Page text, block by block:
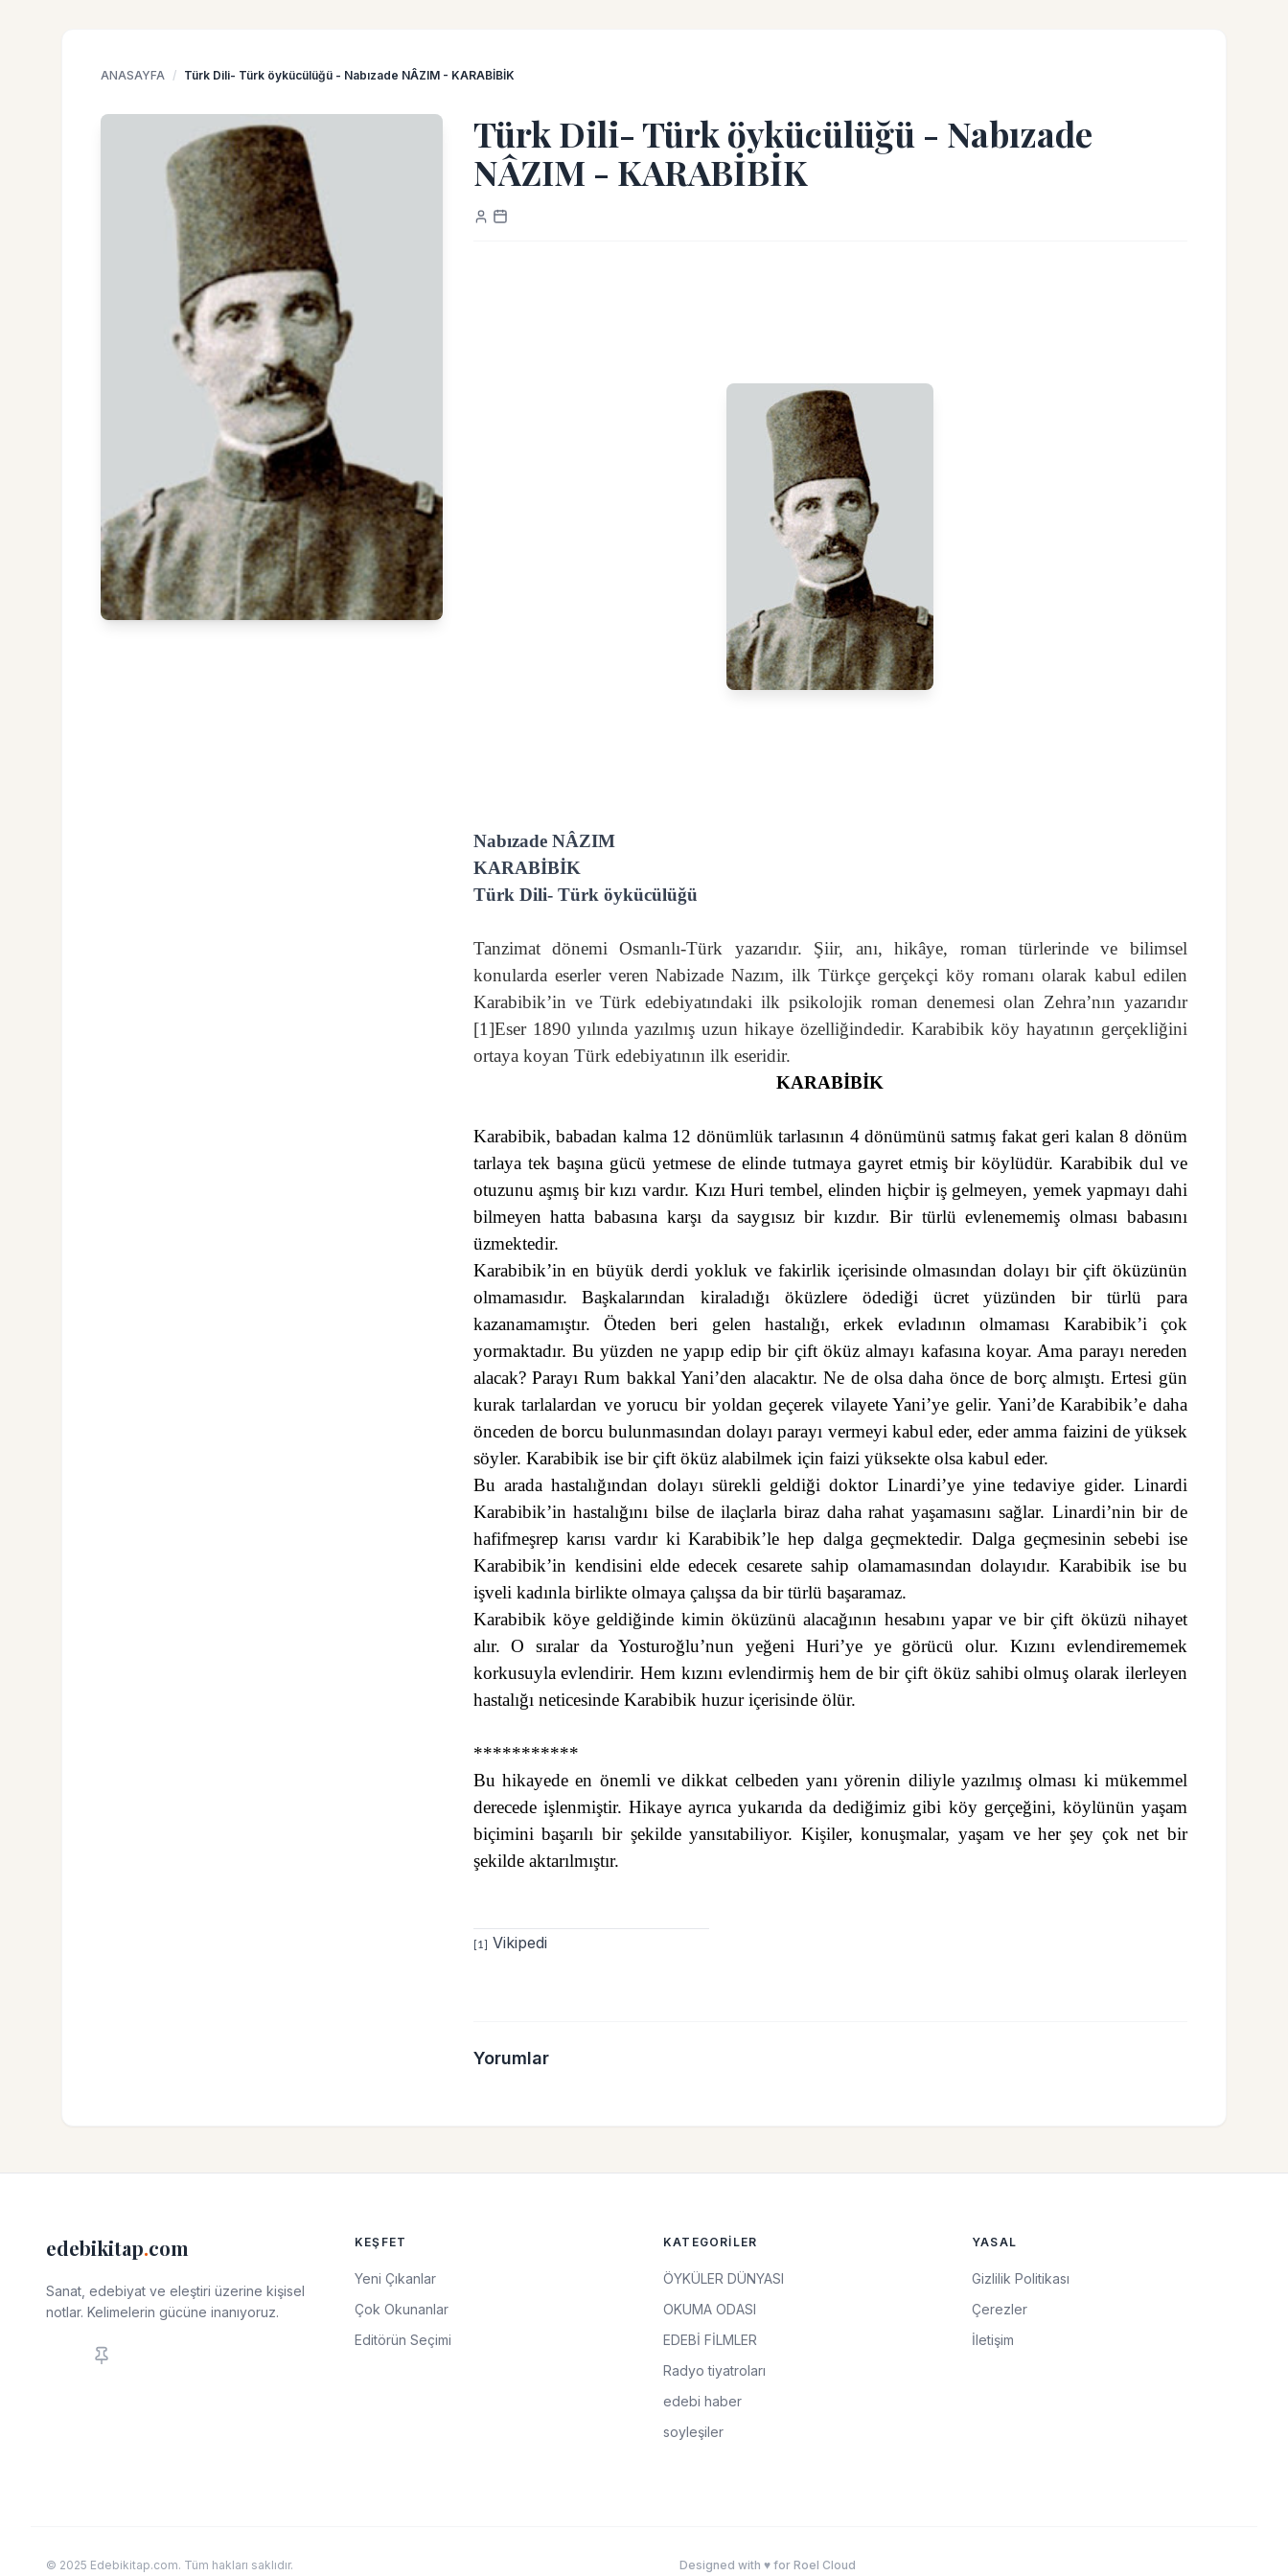
ANASAYFA / Türk Dili- Türk öykücülüğü - Nabızade NÂZIM - KARABİBİK
Türk Dili- Türk öykücülüğü - Nabızade
NÂZIM - KARABİBİK
Nabızade NÂZIM
KARABİBİK
Türk Dili- Türk öykücülüğü
Tanzimat dönemi Osmanlı-Türk yazarıdır. Şiir, anı, hikâye, roman türlerinde ve bilimsel
konularda eserler veren Nabizade Nazım, ilk Türkçe gerçekçi köy romanı olarak kabul edilen
Karabibik’in ve Türk edebiyatındaki ilk psikolojik roman denemesi olan Zehra’nın yazarıdır
[1]Eser 1890 yılında yazılmış uzun hikaye özelliğindedir. Karabibik köy hayatının gerçekliğini
ortaya koyan Türk edebiyatının ilk eseridir.
KARABİBİK
Karabibik, babadan kalma 12 dönümlük tarlasının 4 dönümünü satmış fakat geri kalan 8 dönüm
tarlaya tek başına gücü yetmese de elinde tutmaya gayret etmiş bir köylüdür. Karabibik dul ve
otuzunu aşmış bir kızı vardır. Kızı Huri tembel, elinden hiçbir iş gelmeyen, yemek yapmayı dahi
bilmeyen hatta babasına karşı da saygısız bir kızdır. Bir türlü evlenememiş olması babasını
üzmektedir.
Karabibik’in en büyük derdi yokluk ve fakirlik içerisinde olmasından dolayı bir çift öküzünün
olmamasıdır. Başkalarından kiraladığı öküzlere ödediği ücret yüzünden bir türlü para
kazanamamıştır. Öteden beri gelen hastalığı, erkek evladının olmaması Karabibik’i çok
yormaktadır. Bu yüzden ne yapıp edip bir çift öküz almayı kafasına koyar. Ama parayı nereden
alacak? Parayı Rum bakkal Yani’den alacaktır. Ne de olsa daha önce de borç almıştı. Ertesi gün
kurak tarlalardan ve yorucu bir yoldan geçerek vilayete Yani’ye gelir. Yani’de Karabibik’e daha
önceden de borcu bulunmasından dolayı parayı vermeyi kabul eder, eder amma faizini de yüksek
söyler. Karabibik ise bir çift öküz alabilmek için faizi yüksekte olsa kabul eder.
Bu arada hastalığından dolayı sürekli geldiği doktor Linardi’ye yine tedaviye gider. Linardi
Karabibik’in hastalığını bilse de ilaçlarla biraz daha rahat yaşamasını sağlar. Linardi’nin bir de
hafifmeşrep karısı vardır ki Karabibik’le hep dalga geçmektedir. Dalga geçmesinin sebebi ise
Karabibik’in kendisini elde edecek cesarete sahip olamamasından dolayıdır. Karabibik ise bu
işveli kadınla birlikte olmaya çalışsa da bir türlü başaramaz.
Karabibik köye geldiğinde kimin öküzünü alacağının hesabını yapar ve bir çift öküzü nihayet
alır. O sıralar da Yosturoğlu’nun yeğeni Huri’ye ye görücü olur. Kızını evlendirememek
korkusuyla evlendirir. Hem kızını evlendirmiş hem de bir çift öküz sahibi olmuş olarak ilerleyen
hastalığı neticesinde Karabibik huzur içerisinde ölür.
***********
Bu hikayede en önemli ve dikkat celbeden yanı yörenin diliyle yazılmış olması ki mükemmel
derecede işlenmiştir. Hikaye ayrıca yukarıda da dediğimiz gibi köy gerçeğini, köylünün yaşam
biçimini başarılı bir şekilde yansıtabiliyor. Kişiler, konuşmalar, yaşam ve her şey çok net bir
şekilde aktarılmıştır.
[1] Vikipedi
Yorumlar
edebikitap.com
Sanat, edebiyat ve eleştiri üzerine kişisel
notlar. Kelimelerin gücüne inanıyoruz.
KEŞFET
Yeni Çıkanlar
Çok Okunanlar
Editörün Seçimi
KATEGORILER
ÖYKÜLER DÜNYASI
OKUMA ODASI
EDEBİ FİLMLER
Radyo tiyatroları
edebi haber
soyleşiler
YASAL
Gizlilik Politikası
Çerezler
İletişim
© 2025 Edebikitap.com. Tüm hakları saklıdır. Designed with ♥ for Roel Cloud